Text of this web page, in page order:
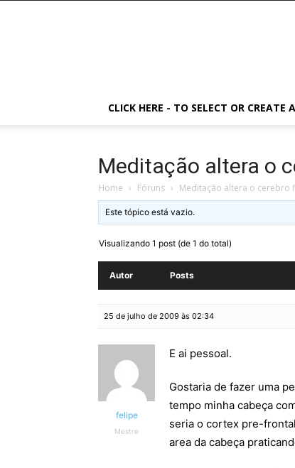
CLICK HERE - TO SELECT OR CREATE
Meditação altera o
Home › Fóruns › Meditação altera o cerebro
Este tópico está vazio.
Visualizando 1 post (de 1 do total)
Autor Posts
25 de julho de 2009 às 02:34
felipe
Mestre
E ai pessoal.
Gostaria de fazer uma
tempo minha cabeça
seria o cortex pre-
area da cabeça